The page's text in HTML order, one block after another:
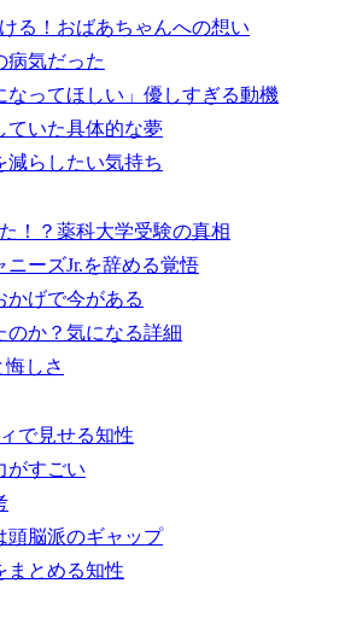
る！おばあちゃんへの想い
病気だった
なってほしい」優しすぎる動機
ていた具体的な夢
減らしたい気持ち
！？薬科大学受験の真相
ーズJr.を辞める覚悟
げで今がある
のか？気になる詳細
悔しさ
で見せる知性
がすごい
頭脳派のギャップ
まとめる知性